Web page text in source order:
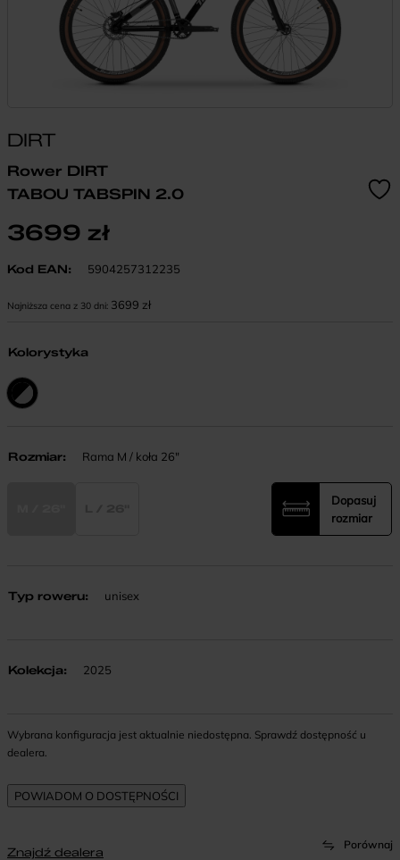
DIRT
Rower DIRT
TABOU TABSPIN 2.0
3699 zł
Kod EAN: 5904257312235
Najniższa cena z 30 dni: 3699 zł
Kolorystyka
Rozmiar: Rama M / koła 26"
Dopasuj
rozmiar
Typ roweru: unisex
Kolekcja: 2025
Wybrana konfiguracja jest aktualnie niedostępna. Sprawdź dostępność u
dealera.
Porównaj
Znajdź dealera